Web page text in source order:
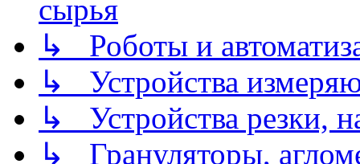
сырья
↳ Роботы и
↳ Устройства
↳ Устройства резки,
↳ Грануляторы,